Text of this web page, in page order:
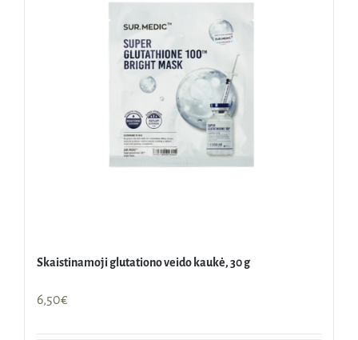
Skaistinamoji glutationo veido kaukė, 30 g
6,50€